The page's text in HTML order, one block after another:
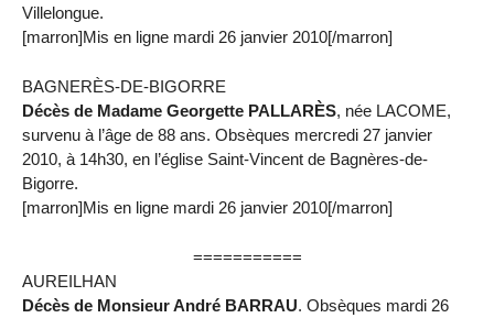
Villelongue.
[marron]Mis en ligne mardi 26 janvier 2010[/marron]
BAGNERÈS-DE-BIGORRE
Décès de Madame Georgette PALLARÈS, née LACOME,
survenu à l’âge de 88 ans. Obsèques mercredi 27 janvier
2010, à 14h30, en l’église Saint-Vincent de Bagnères-de-
Bigorre.
[marron]Mis en ligne mardi 26 janvier 2010[/marron]
===========
AUREILHAN
Décès de Monsieur André BARRAU. Obsèques mardi 26